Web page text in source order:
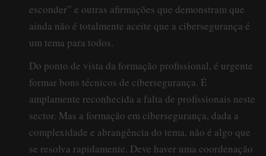
esconder” e outras afirmações que demonstram que
ainda não é totalmente aceite que a cibersegurança é
um tema para todos.
Do ponto de vista da formação profissional, é urgente
formar bons técnicos de cibersegurança. É
amplamente reconhecida a falta de profissionais neste
sector. Mas a formação em cibersegurança, dada a
complexidade e abrangência do tema, não é algo que
se resolva rapidamente. Deve haver uma coordenação